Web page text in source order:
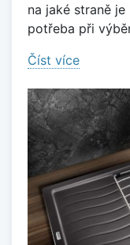
na jaké straně
potřeba při
Číst více